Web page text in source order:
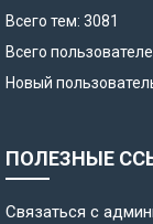
Всего тем: 3081
Всего
Новый
ПОЛЕЗНЫЕ
Связаться с